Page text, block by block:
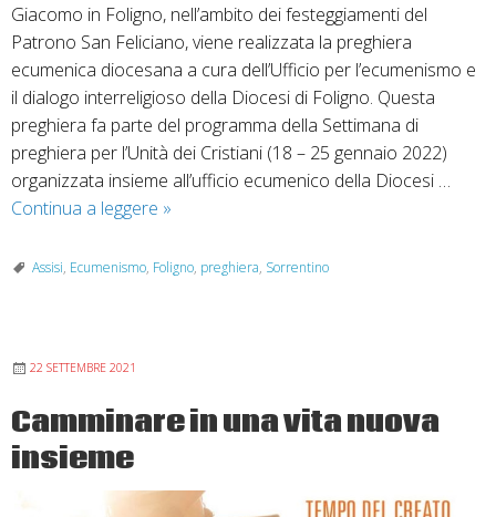
Giacomo in Foligno, nell’ambito dei festeggiamenti del
Patrono San Feliciano, viene realizzata la preghiera
ecumenica diocesana a cura dell’Ufficio per l’ecumenismo e
il dialogo interreligioso della Diocesi di Foligno. Questa
preghiera fa parte del programma della Settimana di
preghiera per l’Unità dei Cristiani (18 – 25 gennaio 2022)
organizzata insieme all’ufficio ecumenico della Diocesi …
Continua a leggere Foligno
Assisi:
dei
»
Assisi, Ecumenismo, Foligno, preghiera, Sorrentino
22 SETTEMBRE 2021
Camminare in una vita nuova
insieme